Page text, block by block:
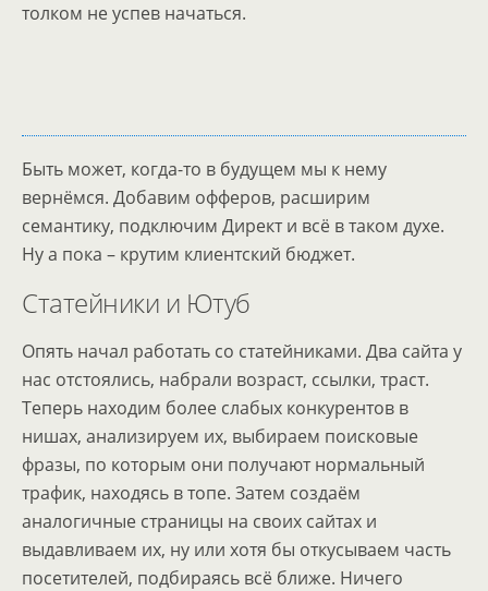
толком не успев начаться.
Быть может, когда-то в будущем мы к нему
вернёмся. Добавим офферов, расширим
семантику, подключим Директ и всё в таком духе.
Ну а пока – крутим клиентский бюджет.
Статейники и Ютуб
Опять начал работать со статейниками. Два сайта у
нас отстоялись, набрали возраст, ссылки, траст.
Теперь находим более слабых конкурентов в
нишах, анализируем их, выбираем поисковые
фразы, по которым они получают нормальный
трафик, находясь в топе. Затем создаём
аналогичные страницы на своих сайтах и
выдавливаем их, ну или хотя бы откусываем часть
посетителей, подбираясь всё ближе. Ничего